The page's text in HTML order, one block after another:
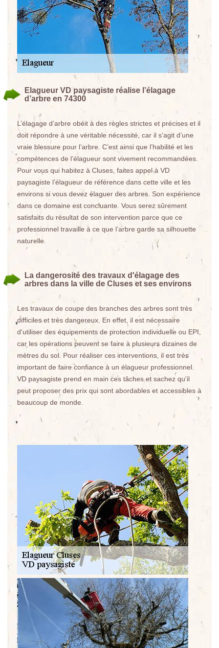
Elagueur VD paysagiste réalise l’élagage
d’arbre en 74300
L’élagage d’arbre obéit à des règles strictes et précises et il
doit répondre à une véritable nécessité, car il s’agit d’une
vraie blessure pour l’arbre. C’est ainsi que l’habilité et les
compétences de l’élagueur sont vivement recommandées.
Pour vous qui habitez à Cluses, faites appel à VD
paysagiste l’élagueur de référence dans cette ville et les
environs si vous devez élaguer des arbres. Son expérience
dans ce domaine est concluante. Vous serez sûrement
satisfaits du résultat de son intervention parce que ce
professionnel travaille à ce que l’arbre garde sa silhouette
naturelle.
La dangerosité des travaux d'élagage des
arbres dans la ville de Cluses et ses environs
Les travaux de coupe des branches des arbres sont très
difficiles et très dangereux. En effet, il est nécessaire
d'utiliser des équipements de protection individuelle ou EPI,
car les opérations peuvent se faire à plusieurs dizaines de
mètres du sol. Pour réaliser ces interventions, il est très
important de faire confiance à un élagueur professionnel.
VD paysagiste prend en main ces tâches et sachez qu'il
peut proposer des prix qui sont abordables et accessibles à
beaucoup de monde.